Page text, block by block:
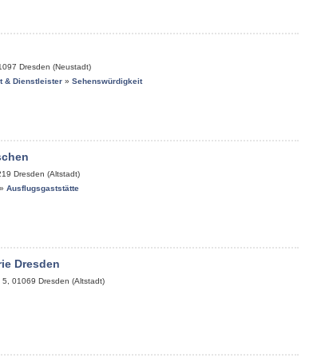
Dresden (Neustadt)
& Dienstleister » Sehenswürdigkeit
Dresden (Altstadt)
Ausflugsgaststätte
Dresden
5 01069 Dresden (Altstadt)